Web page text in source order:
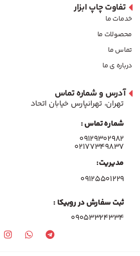
تفاوت چاپ ابزار
خدمات ما
محصولات ما
تماس ما
درباره ی ما
آدرس و شماره تماس
تهران، تهرانپارس خیابان اتحاد
شماره تماس :
۰۹۱۲۹۳۰۲۹۸۲
۰۲۱۷۷۳۴۹۸۳۷
مدیریت:
۰۹۱۲۵۵۰۱۲۲۹
ثبت سفارش در روبیکا :
09053324334